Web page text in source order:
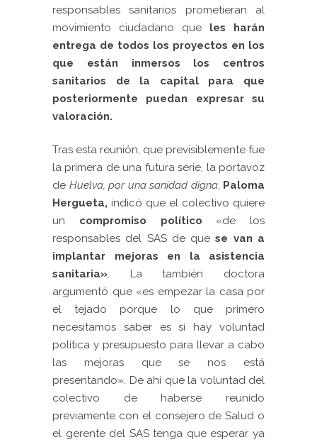
responsables sanitarios prometieran al
movimiento ciudadano que les harán
entrega de todos los proyectos en los
que están inmersos los centros
sanitarios de la capital para que
posteriormente puedan expresar su
valoración.
Tras esta reunión, que previsiblemente fue
la primera de una futura serie, la portavoz
de Huelva, por una sanidad digna, Paloma
Hergueta, indicó que el colectivo quiere
un compromiso político «de los
responsables del SAS de quese van a
implantar mejoras en la asistencia
sanitaria». La también doctora
argumentó que «es empezar la casa por
el tejado porque lo que primero
necesitamos saber es si hay voluntad
política y presupuesto para llevar a cabo
las mejoras que se nos está
presentando». De ahí que la voluntad del
colectivo de haberse reunido
previamente con el consejero de Salud o
el gerente del SAS tenga que esperar ya